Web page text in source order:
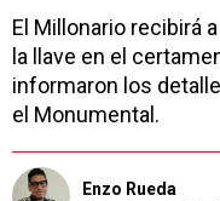
El Millonario recibirá
la llave en el
informaron los
el Monumental.
Enzo Rueda